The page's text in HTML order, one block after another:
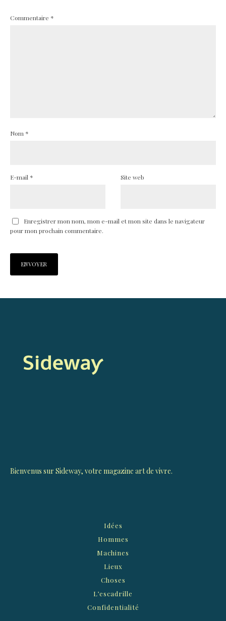
Commentaire *
Nom *
E-mail * Site web
Enregistrer mon nom, mon e-mail et mon site dans le navigateur
pour mon prochain commentaire.
Bienvenus sur Sideway, votre magazine art de vivre.
Idées
Hommes
Machines
Lieux
Choses
L’escadrille
Confidentialité